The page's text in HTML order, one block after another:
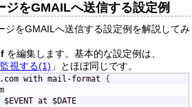
をGMAILへ送信する設定例
ジをGMAILへ送信する設定例を解説してみ
を編集します。基本的な設定例は、
視する(1) 」とほぼ同じです。
with mail-format {
$EVENT at $DATE